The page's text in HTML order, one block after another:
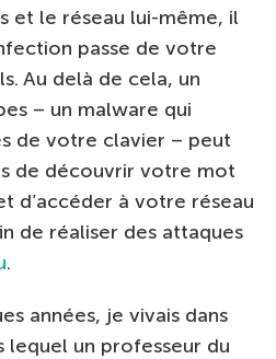
et le réseau lui-même, il
passe de votre
Au delà de cela, un
– un malware qui
de votre clavier – peut
de découvrir votre mot
d’accéder à votre réseau
de réaliser des attaques
.
années, je vivais dans
lequel un professeur du